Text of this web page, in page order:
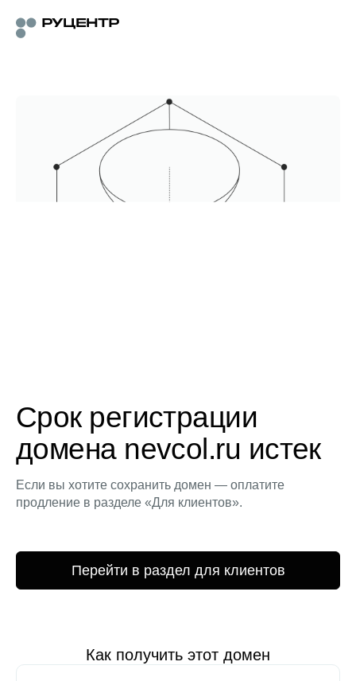
Срок регистрации
домена nevcol.ru истек
Если вы хотите сохранить домен — оплатите
продление в разделе «Для клиентов».
Перейти в раздел для клиентов
Как получить этот домен